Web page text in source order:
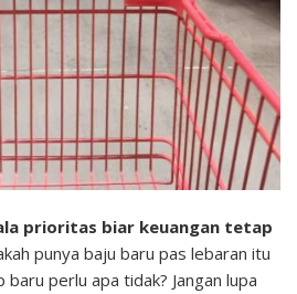
prioritas biar keuangan tetap
punya baju baru pas lebaran itu
perlu apa tidak? Jangan lupa